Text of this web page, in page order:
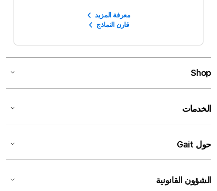
معرفة المزيد
قارن النماذج
Shop
الخدمات
حول Gait
الشؤون القانونية